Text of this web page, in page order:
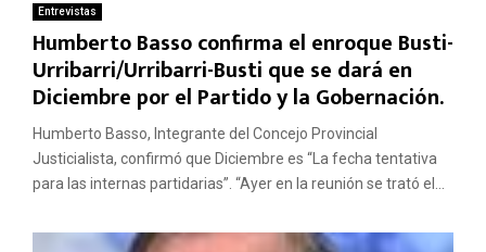
Entrevistas
Humberto Basso confirma el enroque Busti-
Urribarri/Urribarri-Busti que se dará en
Diciembre por el Partido y la Gobernación.
Humberto Basso, Integrante del Concejo Provincial
Justicialista, confirmó que Diciembre es “La fecha tentativa
para las internas partidarias”. “Ayer en la reunión se trató el...